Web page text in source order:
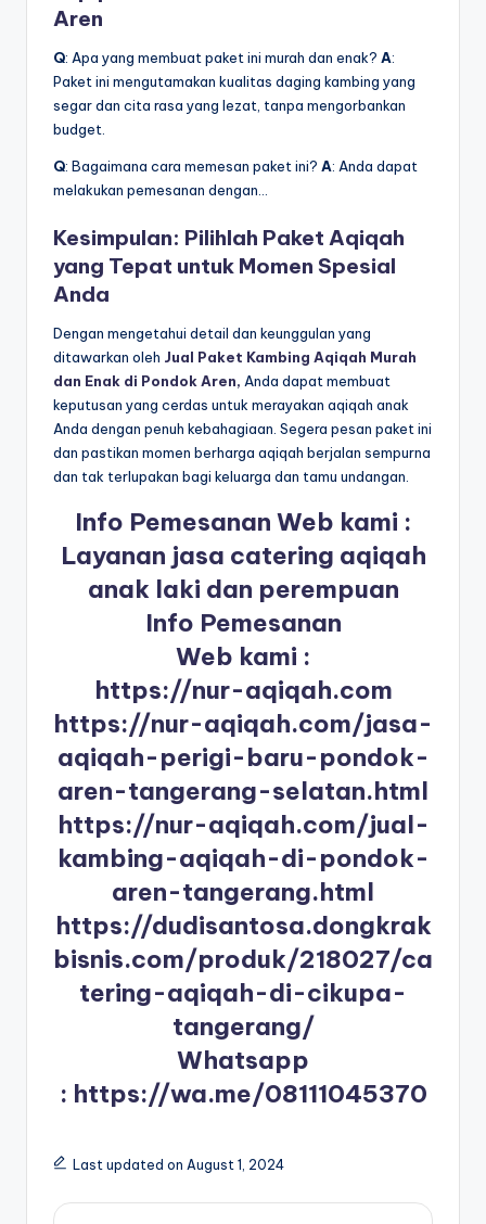
Aren
Q: Apa yang membuat paket ini murah dan enak? A:
Paket ini mengutamakan kualitas daging kambing yang
segar dan cita rasa yang lezat, tanpa mengorbankan
budget.
Q: Bagaimana cara memesan paket ini? A: Anda dapat
melakukan pemesanan dengan…
Kesimpulan: Pilihlah Paket Aqiqah
yang Tepat untuk Momen Spesial
Anda
Dengan mengetahui detail dan keunggulan yang
ditawarkan oleh Jual Paket Kambing Aqiqah Murah
dan Enak di Pondok Aren, Anda dapat membuat
keputusan yang cerdas untuk merayakan aqiqah anak
Anda dengan penuh kebahagiaan. Segera pesan paket ini
dan pastikan momen berharga aqiqah berjalan sempurna
dan tak terlupakan bagi keluarga dan tamu undangan.
Info Pemesanan Web kami :
Layanan jasa catering aqiqah
anak laki dan perempuan
Info Pemesanan
Web kami :
https://nur-aqiqah.com
https://nur-aqiqah.com/jasa-
aqiqah-perigi-baru-pondok-
aren-tangerang-selatan.html
https://nur-aqiqah.com/jual-
kambing-aqiqah-di-pondok-
aren-tangerang.html
https://dudisantosa.dongkrak
bisnis.com/produk/218027/ca
tering-aqiqah-di-cikupa-
tangerang/
Whatsapp
: https://wa.me/08111045370
Last updated on August 1, 2024